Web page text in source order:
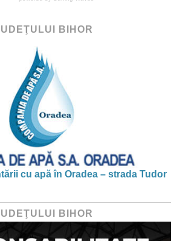
BIHOR
cu apă în Oradea – strada Tudor
BIHOR